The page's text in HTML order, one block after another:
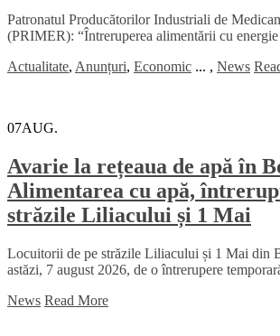
Patronatul Producătorilor Industriali de
(PRIMER): “Întreruperea alimentării cu energie
Actualitate, Anunțuri, Economic ... , News
07AUG.
Avarie la rețeaua de apă în
Alimentarea cu apă,
străzile Liliacului și 1 Mai
Locuitorii de pe străzile Liliacului și 1 Mai din
astăzi, 7 august 2026, de o întrerupere
News Read More